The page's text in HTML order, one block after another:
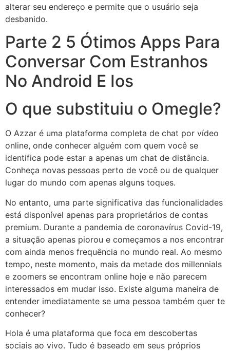
alterar seu endereço e permite que o usuário seja
desbanido.
Parte 2 5 Ótimos Apps Para
Conversar Com Estranhos
No Android E Ios
O que substituiu o Omegle?
O Azzar é uma plataforma completa de chat por vídeo
online, onde conhecer alguém com quem você se
identifica pode estar a apenas um chat de distância.
Conheça novas pessoas perto de você ou de qualquer
lugar do mundo com apenas alguns toques.
No entanto, uma parte significativa das funcionalidades
está disponível apenas para proprietários de contas
premium. Durante a pandemia de coronavírus Covid-19,
a situação apenas piorou e começamos a nos encontrar
com ainda menos frequência no mundo real. Ao mesmo
tempo, neste momento, mais da metade dos millennials
e zoomers se encontram online hoje e não parecem
interessados em mudar isso. Existe alguma maneira de
entender imediatamente se uma pessoa também quer te
conhecer?
Hola é uma plataforma que foca em descobertas
sociais ao vivo. Tudo é baseado em seus próprios